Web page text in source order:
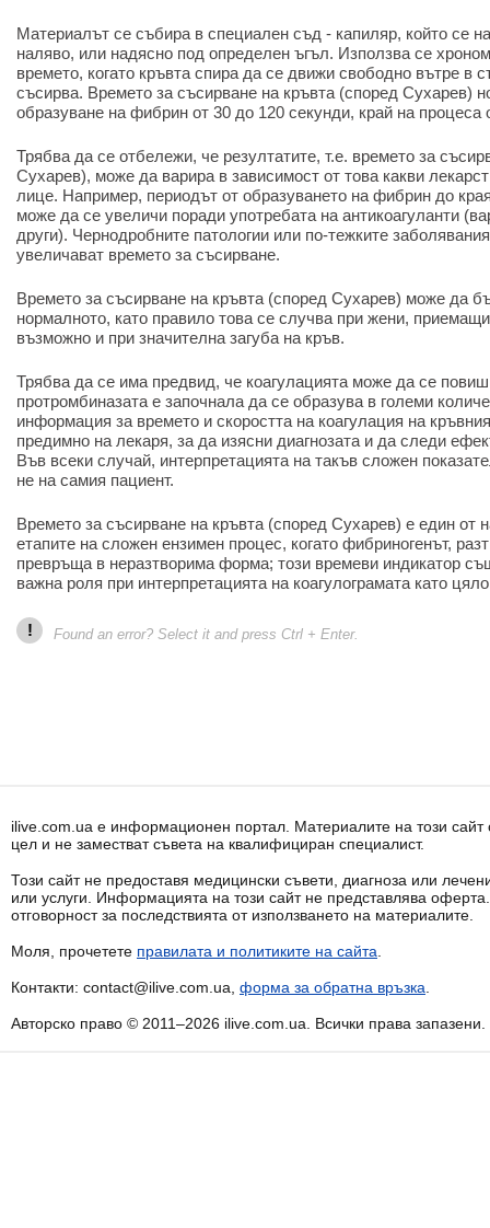
Материалът се събира в специален съд - капиляр, който се
наляво, или надясно под определен ъгъл. Използва се
времето, когато кръвта спира да се движи свободно вътре в
съсирва. Времето за съсирване на кръвта (според Сухарев)
образуване на фибрин от 30 до 120 секунди, край на процеса
Трябва да се отбележи, че резултатите, т.е. времето за
Сухарев), може да варира в зависимост от това какви
лице. Например, периодът от образуването на фибрин до
може да се увеличи поради употребата на антикоагуланти
други). Чернодробните патологии или по-тежките
увеличават времето за съсирване.
Времето за съсирване на кръвта (според Сухарев) може да
нормалното, като правило това се случва при жени,
възможно и при значителна загуба на кръв.
Трябва да се има предвид, че коагулацията може да се
протромбиназата е започнала да се образува в големи
информация за времето и скоростта на коагулация на
предимно на лекаря, за да изясни диагнозата и да следи
Във всеки случай, интерпретацията на такъв сложен
не на самия пациент.
Времето за съсирване на кръвта (според Сухарев) е един от
етапите на сложен ензимен процес, когато фибриногенът,
превръща в неразтворима форма; този времеви индикатор
важна роля при интерпретацията на коагулограмата като
! Found an error? Select it and press Ctrl + Enter.
ilive.com.ua е информационен портал. Материалите на този
цел и не заместват съвета на квалифициран специалист.
Този сайт не предоставя медицински съвети, диагноза или
или услуги. Информацията на този сайт не представлява
отговорност за последствията от използването на материалите.
Моля, прочетете правилата и политиките на сайта
Контакти: contact@ilive.com.ua, форма за обратна връзка
Авторско право © 2011–2026 ilive.com.ua. Всички права запазени.